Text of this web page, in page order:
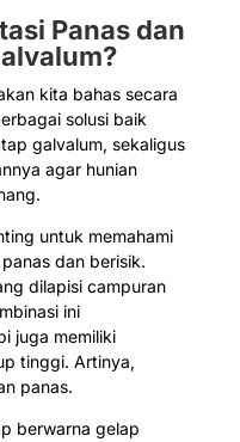
Panas dan
kita bahas secara
solusi baik
galvalum, sekaligus
agar hunian
untuk memahami
dan berisik.
dilapisi campuran
ini
juga memiliki
tinggi. Artinya,
panas.
berwarna gelap